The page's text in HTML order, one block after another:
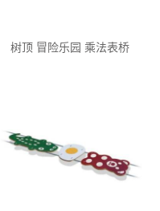
树顶 冒险乐园 乘法表桥